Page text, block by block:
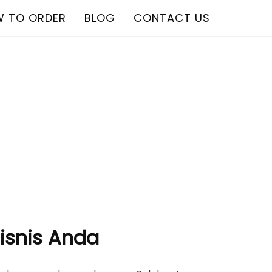
TO ORDER BLOG CONTACT US
Anda